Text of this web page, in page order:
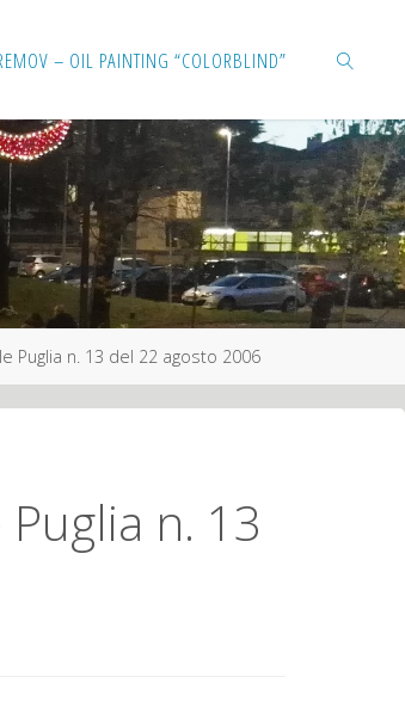
– OIL PAINTING “COLORBLIND”
CERCA
Puglia n. 13 del 22 agosto 2006
n. 13